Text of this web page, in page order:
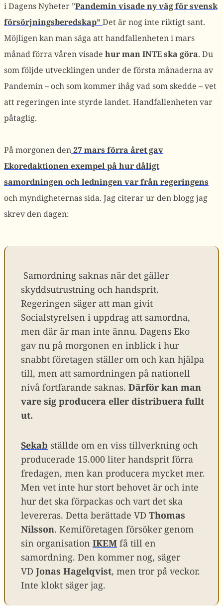
i Dagens Nyheter ”Pandemin visade ny väg för svensk
försörjningsberedskap” Det är nog inte riktigt sant.
Möjligen kan man säga att handfallenheten i mars
månad förra våren visade hur man INTE ska göra. Du
som följde utvecklingen under de första månaderna av
Pandemin – och som kommer ihåg vad som skedde – vet
att regeringen inte styrde landet. Handfallenheten var
påtaglig.
På morgonen den27 mars förra året gav
Ekoredaktionen exempel på hur dåligt
samordningen och ledningen var från regeringens
och myndigheternas sida. Jag citerar ur den blogg jag
skrev den dagen:
Samordning saknas när det gäller
skyddsutrustning och handsprit.
Regeringen säger att man givit
Socialstyrelsen i uppdrag att samordna,
men där är man inte ännu. Dagens Eko
gav nu på morgonen en inblick i hur
snabbt företagen ställer om och kan hjälpa
till, men att samordningen på nationell
nivå fortfarande saknas. Därför kan man
vare sig producera eller distribuera fullt
ut.
Sekab ställde om en viss tillverkning och
producerade 15.000 liter handsprit förra
fredagen, men kan producera mycket mer.
Men vet inte hur stort behovet är och inte
hur det ska förpackas och vart det ska
levereras. Detta berättade VD Thomas
Nilsson. Kemiföretagen försöker genom
sin organisation IKEM få till en
samordning. Den kommer nog, säger
VD Jonas Hagelqvist, men tror på veckor.
Inte klokt säger jag.